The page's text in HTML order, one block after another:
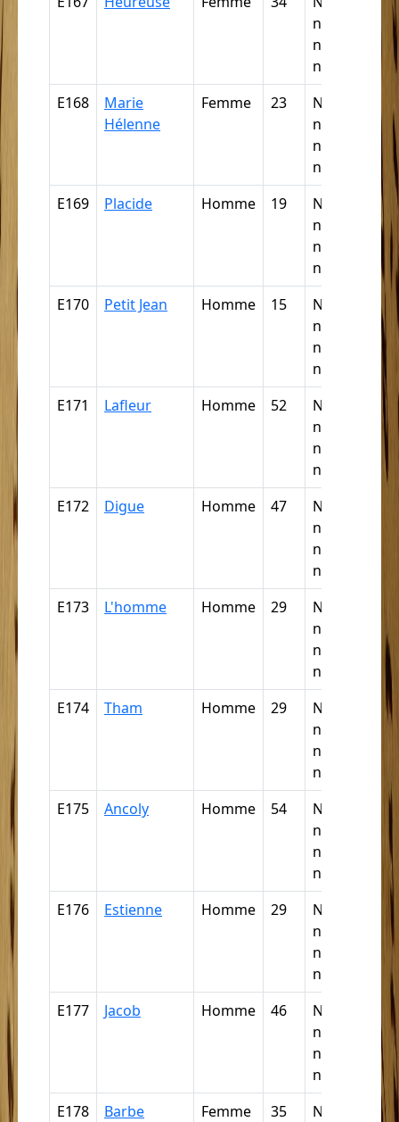
négresse,
négrillon,
négritte ...
E168
Marie
Hélenne
Femme 23
Nègre,
négresse,
négrillon,
négritte ...
E169
Placide Homme 19
Nègre,
négresse,
négrillon,
négritte ...
E170
Petit Jean Homme 15
Nègre,
négresse,
négrillon,
négritte ...
E171
Lafleur Homme 52
Nègre,
négresse,
négrillon,
négritte ...
E172
Digue Homme 47
Nègre,
négresse,
négrillon,
négritte ...
E173
L'homme Homme 29
Nègre,
négresse,
négrillon,
négritte ...
E174
Tham Homme 29
Nègre,
négresse,
négrillon,
négritte ...
E175
Ancoly Homme 54
Nègre,
négresse,
négrillon,
négritte ...
E176
Estienne Homme 29
Nègre,
négresse,
négrillon,
négritte ...
E177
Jacob Homme 46
Nègre,
négresse,
négrillon,
négritte ...
E178
Barbe Femme 35
Nègre,